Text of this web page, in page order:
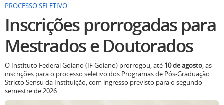
PROCESSO SELETIVO
Inscrições prorrogadas para
Mestrados e Doutorados
O Instituto Federal Goiano (IF Goiano) prorrogou, até 10 de agosto, as
inscrições para o processo seletivo dos Programas de Pós-Graduação
Stricto Sensu da Instituição, com ingresso previsto para o segundo
semestre de 2026.